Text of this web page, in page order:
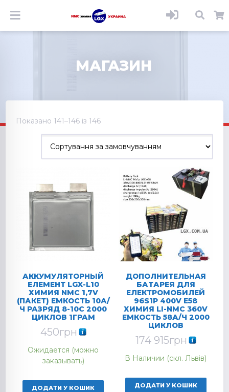
МАГАЗИН
Показано 141–146 із 146
АККУМУЛЯТОРНЫЙ
ЕЛЕМЕНТ LGX-L10
ХИМИЯ NMC 1,7V
(ПАКЕТ) ЕМКОСТЬ 10А/
Ч РАЗРЯД 8-10C 2000
ЦИКЛОВ 1ГРАМ
450грн
Ожидается (можно
заказывать)
ДОДАТИ У КОШИК
ДОПОЛНИТЕЛЬНАЯ
БАТАРЕЯ ДЛЯ
ЕЛЕКТРОМОБИЛЕЙ
96S1P 400V E58
ХИМИЯ LI-NMC 360V
ЕМКОСТЬ 58А/Ч 2000
ЦИКЛОВ
174 915грн
В Наличии (скл. Львів)
ДОДАТИ У КОШИК